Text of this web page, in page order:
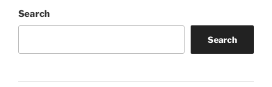
Search
Search